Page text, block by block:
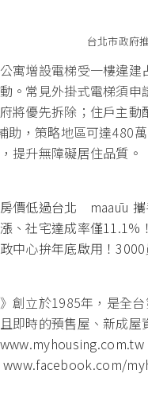
台北市政府
寓增設電梯受一樓違
。常見外掛式電梯須
將優先拆除；住戶主
助，策略地區可達480
提升無障礙居住品質。
價低過台北 maaūu
、社宅達成率僅11.1%
中心拚年底啟用！
》創立於1985年，是全
即時的預售屋、新成屋
www.myhousing.com.tw
www.facebook.com/